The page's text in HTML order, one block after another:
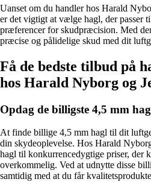
Uanset om du handler hos Harald
er det vigtigt at vælge hagl, der passer
præferencer for skudpræcision. Med
præcise og pålidelige skud med dit
Få de bedste tilbud på
hos Harald Nyborg og
Opdag de billigste 4,5 mm
At finde billige 4,5 mm hagl til dit
din skydeoplevelse. Hos Harald
hagl til konkurrencedygtige priser, der
overkommelig. Ved at udnytte disse
samtidig med at du får